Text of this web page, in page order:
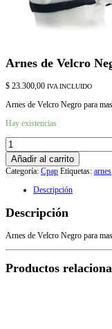
Arnes de Velcro
$ 23.300,00 IVA INCLUIDO
Arnes de Velcro Negro para
Hay existencias
Arnes
de
Velcro
Negro
Añadir al carrito
Categoría: Cpap Etiquetas: arnes
Descripción
Descripción
Arnes de Velcro Negro para
Productos